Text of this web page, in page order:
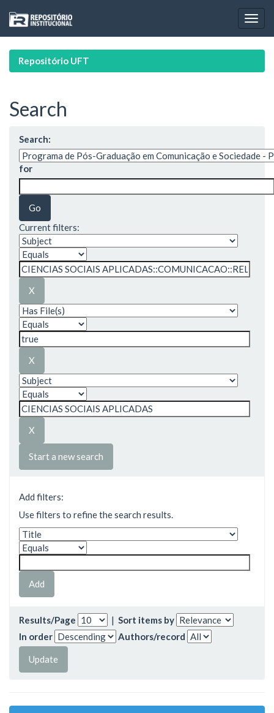
navigation
Repositório UFT
Search
Search:
for
Current filters:
Start a new search
Add filters:
Use filters to refine the search results.
Results/Page | Sort items by
In order
Authors/record